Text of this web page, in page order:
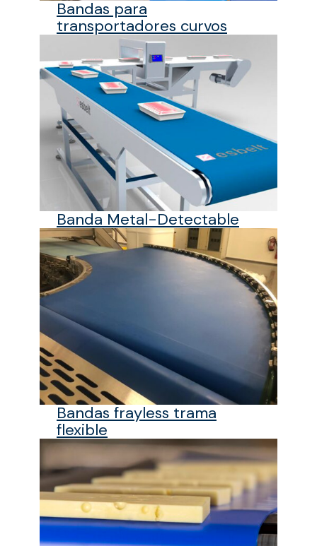
Bandas para
transportadores curvos
Banda Metal-Detectable
Bandas frayless trama
flexible